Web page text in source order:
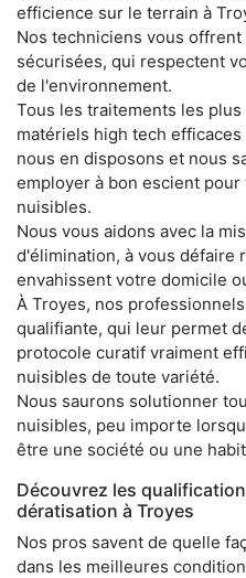
efficience sur le terrain à
Nos techniciens vous
sécurisées, qui respectent
de l'environnement.
Tous les traitements les
matériels high tech
nous en disposons et nous
employer à bon escient
nuisibles.
Nous vous aidons avec la
d'élimination, à vous défaire
envahissent votre domicile
À Troyes, nos
qualifiante, qui leur permet
protocole curatif vraiment
nuisibles de toute variété.
Nous saurons solutionner
nuisibles, peu importe
être une société ou une
Découvrez les
dératisation à Troyes
Nos pros savent de quelle
dans les meilleures